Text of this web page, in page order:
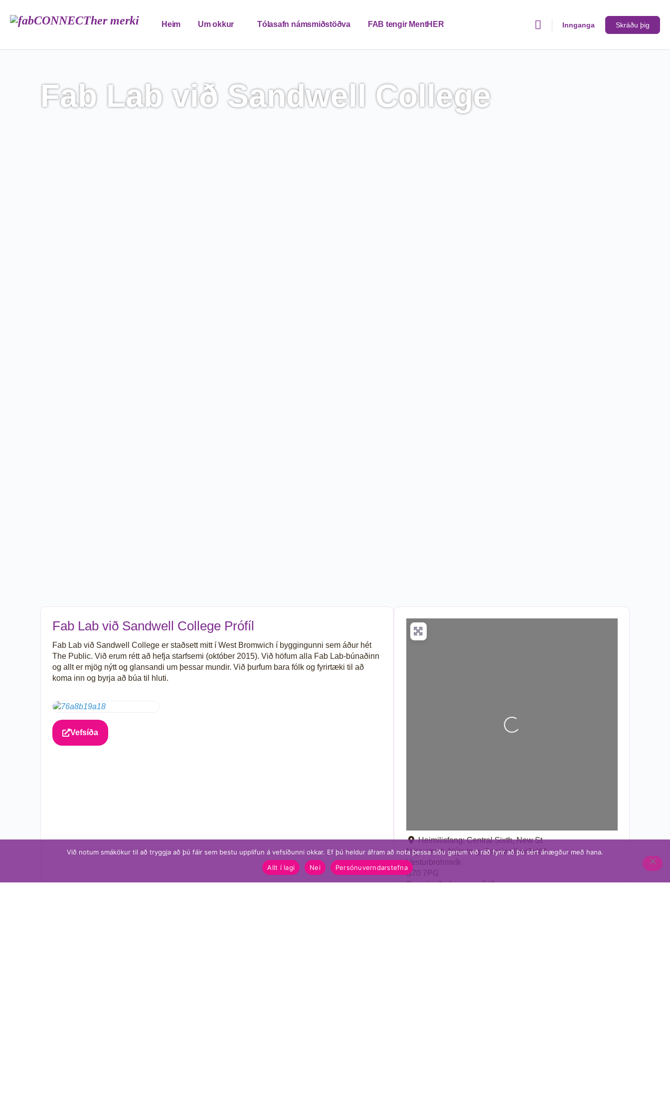
Heim Um okkur Tólasafn námsmiðstöðva FAB tengir MentHER Innganga Skráðu þig
Fab Lab við Sandwell College
Fab Lab við Sandwell College Prófíl
Fab Lab við Sandwell College er staðsett mitt í West Bromwich í byggingunni sem áður hét
The Public. Við erum rétt að hefja starfsemi (október 2015). Við höfum alla Fab Lab-búnaðinn
og allt er mjög nýtt og glansandi um þessar mundir. Við þurfum bara fólk og fyrirtæki til að
koma inn og byrja að búa til hluti.
Vefsíða
Að hlaða...
Heimilisfang:Central Sixth, New St
Nýja stræti, Nýja torg, Sandwell miðstöð
Vesturbrohmvík
B70 7PG
Sameinaða konungsríkið
Við notum smákökur til að tryggja að þú fáir sem bestu upplifun á vefsíðunni okkar. Ef þú heldur áfram að nota þessa síðu gerum við ráð fyrir að þú sért ánægður með hana.
Allt í lagi
Nei Persónuverndarstefna